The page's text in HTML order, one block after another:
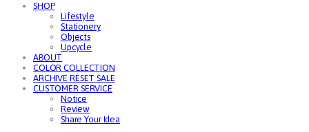
SHOP
Lifestyle
Stationery
Objects
Upcycle
ABOUT
COLOR COLLECTION
ARCHIVE RESET SALE
CUSTOMER SERVICE
Notice
Review
Share Your Idea